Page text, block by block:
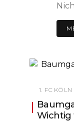
1. FC KÖLN
Wichtig